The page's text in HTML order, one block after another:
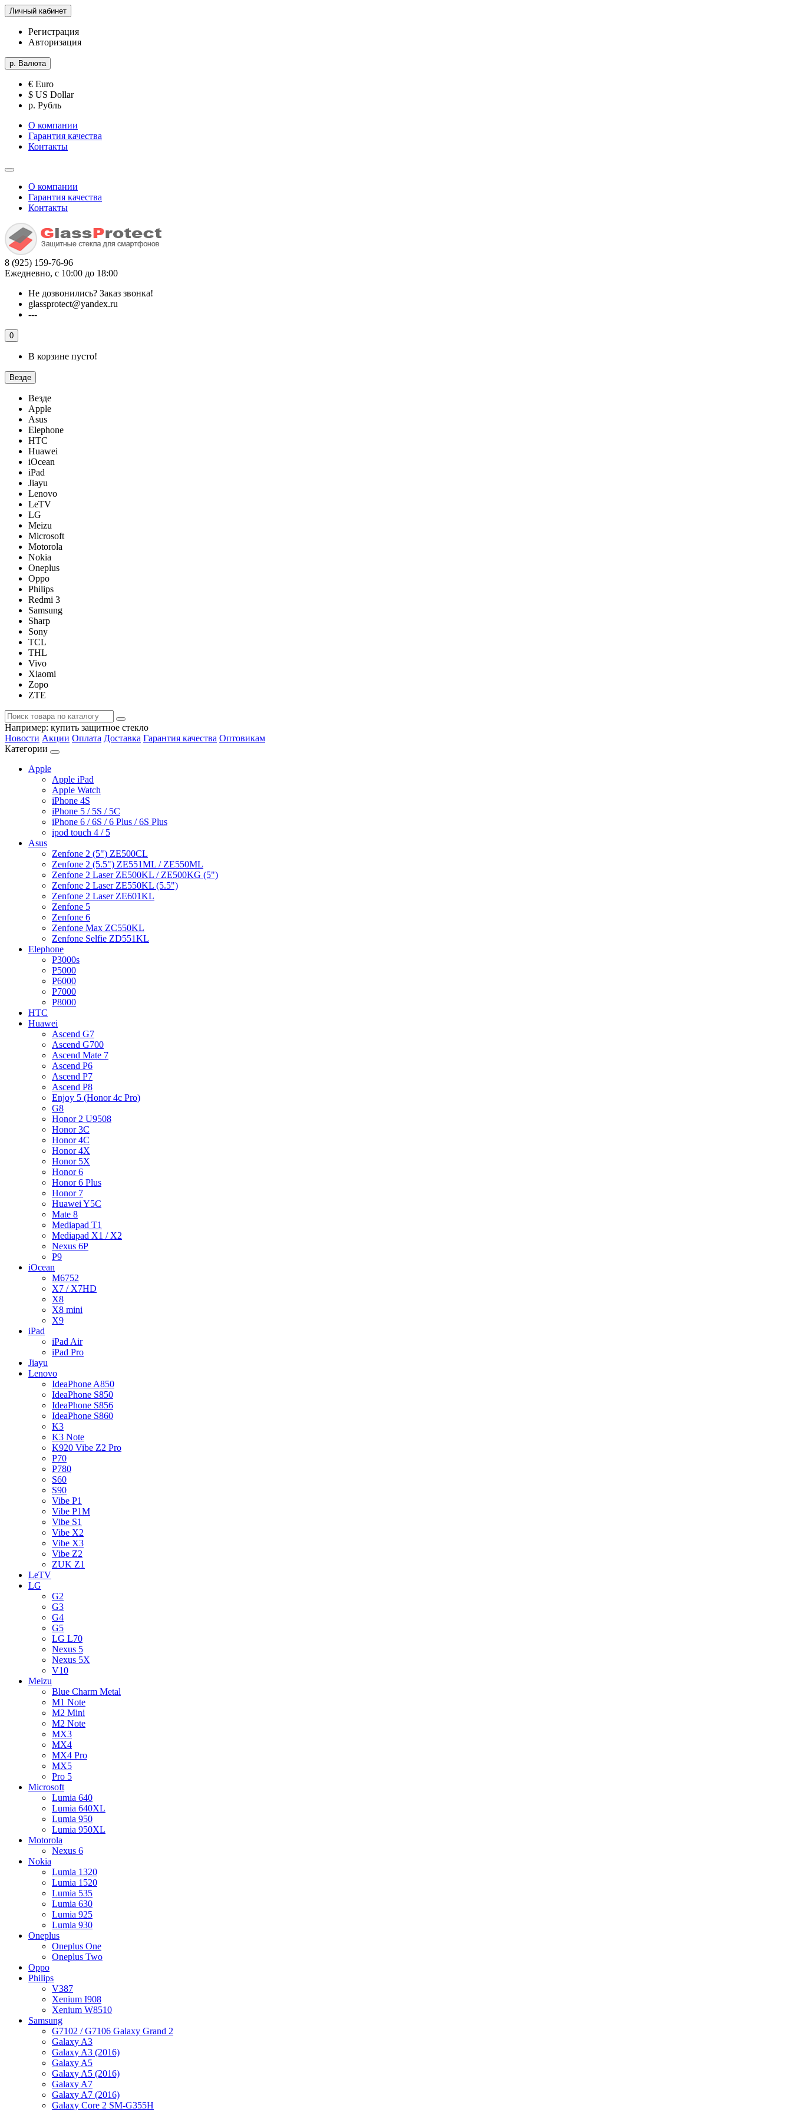
Личный кабинет
Регистрация
Авторизация
р. Валюта
€ Euro
$ US Dollar
р. Рубль
О компании
Гарантия качества
Контакты
О компании
Гарантия качества
Контакты
8 (925) 159-76-96
Ежедневно, с 10:00 до 18:00
Не дозвонились? Заказ звонка!
glassprotect@yandex.ru
---
0
В корзине пусто!
Везде
Везде
Apple
Asus
Elephone
HTC
Huawei
iOcean
iPad
Jiayu
Lenovo
LeTV
LG
Meizu
Microsoft
Motorola
Nokia
Oneplus
Oppo
Philips
Redmi 3
Samsung
Sharp
Sony
TCL
THL
Vivo
Xiaomi
Zopo
ZTE
Например: купить защитное стекло
Новости Акции Оплата Доставка Гарантия качества Оптовикам
Категории
Apple
Apple iPad
Apple Watch
iPhone 4S
iPhone 5 / 5S / 5C
iPhone 6 / 6S / 6 Plus / 6S Plus
ipod touch 4 / 5
Asus
Zenfone 2 (5") ZE500CL
Zenfone 2 (5.5") ZE551ML / ZE550ML
Zenfone 2 Laser ZE500KL / ZE500KG (5")
Zenfone 2 Laser ZE550KL (5.5")
Zenfone 2 Laser ZE601KL
Zenfone 5
Zenfone 6
Zenfone Max ZC550KL
Zenfone Selfie ZD551KL
Elephone
P3000s
P5000
P6000
P7000
P8000
HTC
Huawei
Ascend G7
Ascend G700
Ascend Mate 7
Ascend P6
Ascend P7
Ascend P8
Enjoy 5 (Honor 4c Pro)
G8
Honor 2 U9508
Honor 3C
Honor 4C
Honor 4X
Honor 5X
Honor 6
Honor 6 Plus
Honor 7
Huawei Y5C
Mate 8
Mediapad T1
Mediapad X1 / X2
Nexus 6P
P9
iOcean
M6752
X7 / X7HD
X8
X8 mini
X9
iPad
iPad Air
iPad Pro
Jiayu
Lenovo
IdeaPhone A850
IdeaPhone S850
IdeaPhone S856
IdeaPhone S860
K3
K3 Note
K920 Vibe Z2 Pro
P70
P780
S60
S90
Vibe P1
Vibe P1M
Vibe S1
Vibe X2
Vibe X3
Vibe Z2
ZUK Z1
LeTV
LG
G2
G3
G4
G5
LG L70
Nexus 5
Nexus 5X
V10
Meizu
Blue Charm Metal
M1 Note
M2 Mini
M2 Note
MX3
MX4
MX4 Pro
MX5
Pro 5
Microsoft
Lumia 640
Lumia 640XL
Lumia 950
Lumia 950XL
Motorola
Nexus 6
Nokia
Lumia 1320
Lumia 1520
Lumia 535
Lumia 630
Lumia 925
Lumia 930
Oneplus
Oneplus One
Oneplus Two
Oppo
Philips
V387
Xenium I908
Xenium W8510
Samsung
G7102 / G7106 Galaxy Grand 2
Galaxy A3
Galaxy A3 (2016)
Galaxy A5
Galaxy A5 (2016)
Galaxy A7
Galaxy A7 (2016)
Galaxy Core 2 SM-G355H